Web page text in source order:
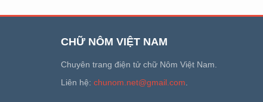
CHỮ NÔM VIỆT NAM
Chuyên trang điện tử chữ Nôm Việt Nam.
Liên hệ: chunom.net@gmail.com